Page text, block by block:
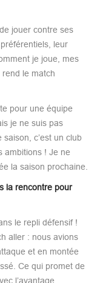
jouer contre ses
leur
je joue, mes
le match
pour une équipe
je ne suis pas
c’est un club
ambitions ! Je ne
la saison prochaine.
la rencontre pour
le repli défensif !
aller : nous avions
et en montée
Ce qui promet de
l’avantage